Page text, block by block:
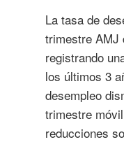
La tasa de
trimestre AMJ
registrando
los últimos 3
desempleo
trimestre
reducciones